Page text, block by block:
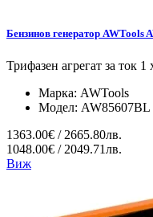
Бензинов генератор AWTools
Трифазен агрегат за ток
Марка: AWTools
Модел: AW85607BL
1363.00€ / 2665.80лв.
1048.00€ / 2049.71лв.
Виж